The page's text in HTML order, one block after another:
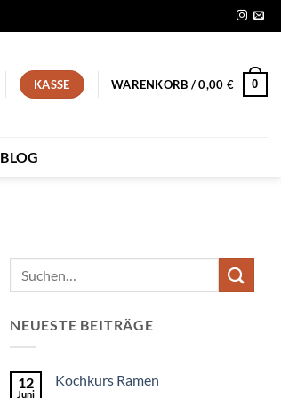
KASSE WARENKORB /0,00 € 0
BLOG
NEUESTE BEITRÄGE
12
Juni
Kochkurs Ramen